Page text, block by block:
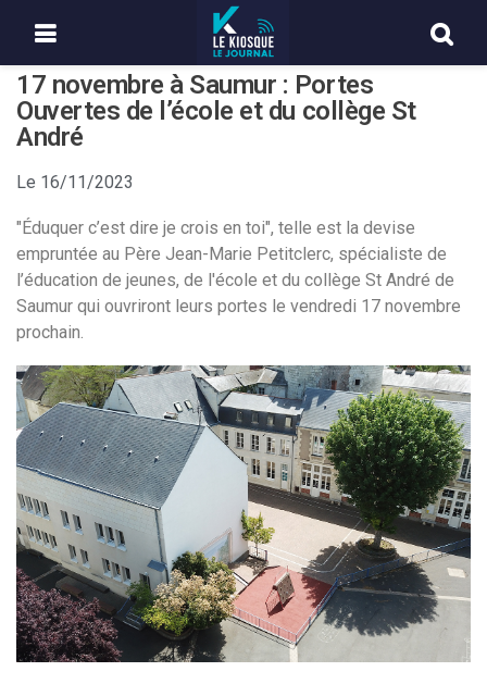
17 novembre à Saumur : Portes
Ouvertes de l’école et du collège St
André
Le 16/11/2023
"Éduquer c’est dire je crois en toi", telle est la devise
empruntée au Père Jean-Marie Petitclerc, spécialiste de
l’éducation de jeunes, de l'école et du collège St André de
Saumur qui ouvriront leurs portes le vendredi 17 novembre
prochain.